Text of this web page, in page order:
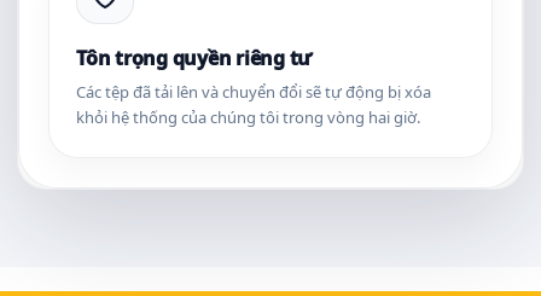
Tôn trọng quyền riêng tư
Các tệp đã tải lên và chuyển đổi sẽ tự động bị xóa
khỏi hệ thống của chúng tôi trong vòng hai giờ.